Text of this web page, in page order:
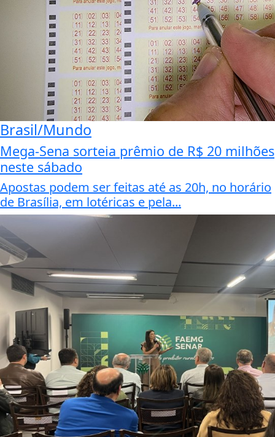
Brasil/Mundo
Mega-Sena sorteia prêmio de R$ 20 milhões
neste sábado
Apostas podem ser feitas até as 20h, no horário
de Brasília, em lotéricas e pela...